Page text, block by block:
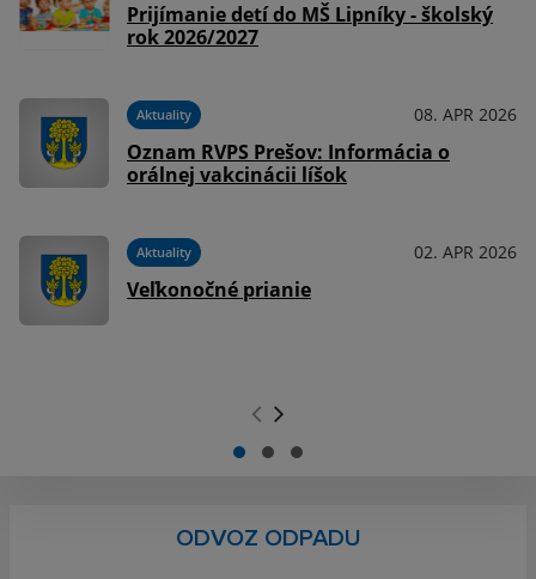
Prijímanie detí do MŠ Lipníky - školský
rok 2026/2027
Aktuality 08. APR 2026
Oznam RVPS Prešov: Informácia o
orálnej vakcinácii líšok
Aktuality 02. APR 2026
Veľkonočné prianie
ODVOZ ODPADU